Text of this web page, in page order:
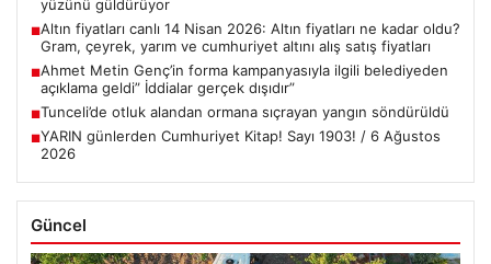
yüzünü güldürüyor
■Altın fiyatları canlı 14 Nisan 2026: Altın fiyatları ne kadar oldu?
Gram, çeyrek, yarım ve cumhuriyet altını alış satış fiyatları
■Ahmet Metin Genç’in forma kampanyasıyla ilgili belediyeden
açıklama geldi” İddialar gerçek dışıdır”
■Tunceli’de otluk alandan ormana sıçrayan yangın söndürüldü
■YARIN günlerden Cumhuriyet Kitap! Sayı 1903! / 6 Ağustos
2026
Güncel